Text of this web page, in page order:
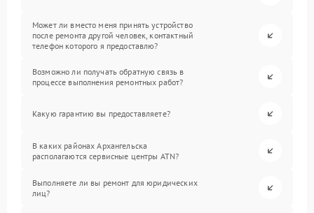
Может ли вместо меня принять устройство
после ремонта другой человек, контактный
телефон которого я предоставлю?
Возможно ли получать обратную связь в
процессе выполнения ремонтных работ?
Какую гарантию вы предоставляете?
В каких районах Архангельска
располагаются сервисные центры ATN?
Выполняете ли вы ремонт для юридических
лиц?